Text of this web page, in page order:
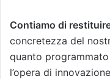
Contiamo di
concretezza del
quanto
l’opera di